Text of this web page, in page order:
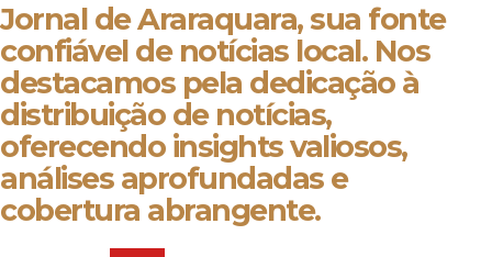
Jornal de Araraquara, sua fonte
confiável de notícias local. Nos
destacamos pela dedicação à
distribuição de notícias,
oferecendo insights valiosos,
análises aprofundadas e
cobertura abrangente.